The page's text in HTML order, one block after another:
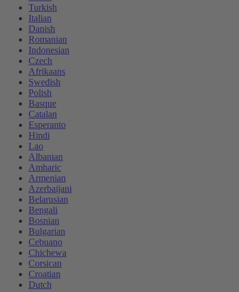
Turkish
Italian
Danish
Romanian
Indonesian
Czech
Afrikaans
Swedish
Polish
Basque
Catalan
Esperanto
Hindi
Lao
Albanian
Amharic
Armenian
Azerbaijani
Belarusian
Bengali
Bosnian
Bulgarian
Cebuano
Chichewa
Corsican
Croatian
Dutch